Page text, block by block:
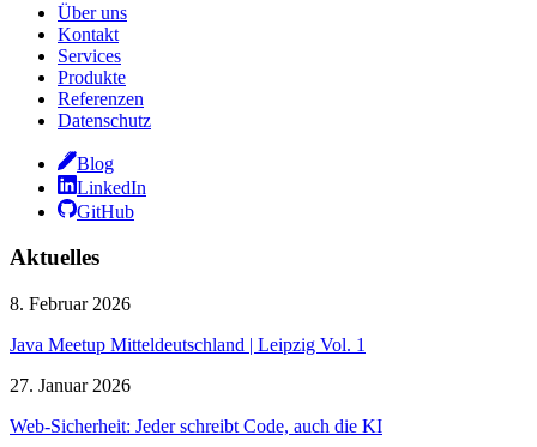
Über uns
Kontakt
Services
Produkte
Referenzen
Datenschutz
Blog
LinkedIn
GitHub
Aktuelles
8. Februar 2026
Java Meetup Mitteldeutschland | Leipzig Vol. 1
27. Januar 2026
Web-Sicherheit: Jeder schreibt Code, auch die KI